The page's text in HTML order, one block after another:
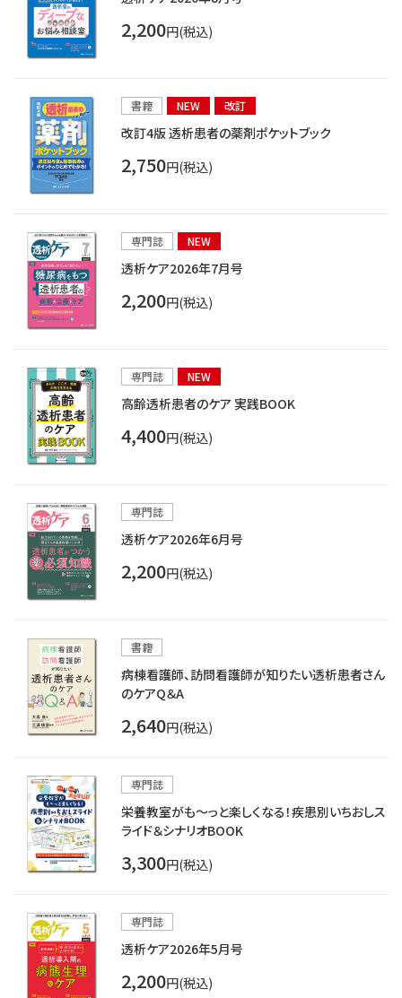
2,200円(税込)
書籍 NEW 改訂
改訂4版 透析患者の薬剤ポケットブック
2,750円(税込)
専門誌 NEW
透析ケア2026年7月号
2,200円(税込)
専門誌 NEW
高齢透析患者のケア 実践BOOK
4,400円(税込)
専門誌
透析ケア2026年6月号
2,200円(税込)
書籍
病棟看護師、訪問看護師が知りたい透析患者さん
のケアQ＆A
2,640円(税込)
専門誌
栄養教室がも～っと楽しくなる！疾患別いちおしス
ライド＆シナリオBOOK
3,300円(税込)
専門誌
透析ケア2026年5月号
2,200円(税込)